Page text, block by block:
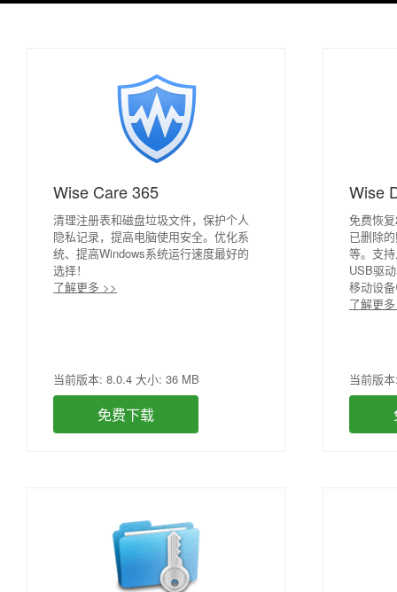
Wise Care 365
清理注册表和磁盘垃圾文件，保护个人
隐私记录，提高电脑使用安全。优化系
统、提高Windows系统运行速度最好的
选择！
了解更多 >>
当前版本: 8.0.4 大小: 36 MB
免费下载
Wise
免费恢
已删除
等。支
USB驱
移动设
了解更
当前版